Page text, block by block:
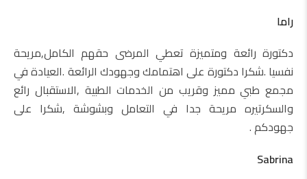
راما
دكتورة رائعة ومتميزة تعطي المرضى حقهم الكامل,مريحة
نفسيا .شكرا دكتورة على اهتمامك وجهودك الرائعة .العيادة في
مجمع طبي مميز وقريب من الخدمات الطبية ,الاستقبال رائع
والسكرتيره مريحة جدا في التعامل وبشوشة ,شكرا على
جهودكم .
Sabrina